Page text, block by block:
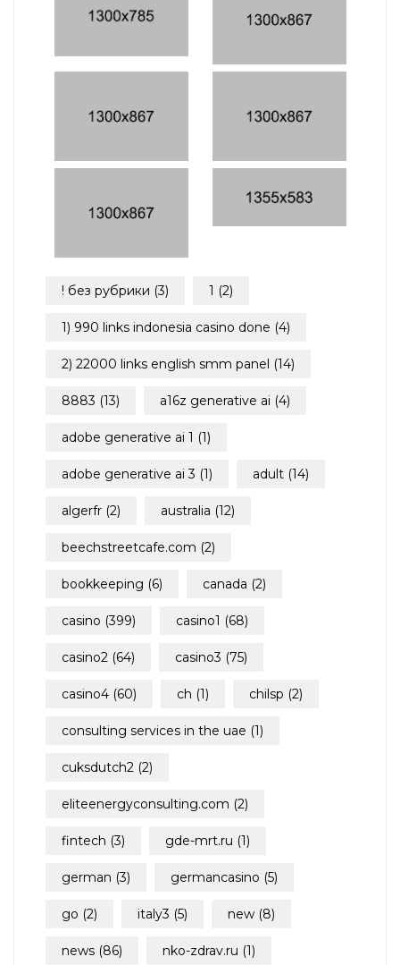
! без рубрики (3) 1 (2)
1) 990 links indonesia casino done (4)
2) 22000 links english smm panel (14)
8883 (13) a16z generative ai (4)
adobe generative ai 1 (1)
adobe generative ai 3 (1) adult (14)
algerfr (2) australia (12)
beechstreetcafe.com (2)
bookkeeping (6) canada (2)
casino (399) casino1 (68)
casino2 (64) casino3 (75)
casino4 (60) ch (1) chilsp (2)
consulting services in the uae (1)
cuksdutch2 (2)
eliteenergyconsulting.com (2)
fintech (3) gde-mrt.ru (1)
german (3) germancasino (5)
go (2) italy3 (5) new (8)
news (86) nko-zdrav.ru (1)